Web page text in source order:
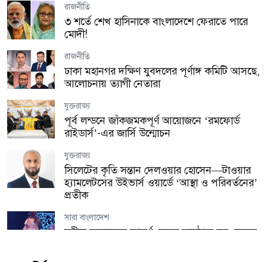
যুক্তরাজ্য
লন্ডনে অবৈধ কর্মীদের বিরুদ্ধে বড় অভিযান, এক
বছরে গ্রেপ্তার ২,১৭২
প্রবাস
মালয়েশিয়ায় তিন বাংলাদেশির রহস্যজনক মৃত্যু,
নিজেদের মধ্যে মারামারির দাবি পুলিশের
জাতীয়
জামায়াত নেতার বিরুদ্ধে স্কুলছাত্রীকে ধর্ষণচেষ্টার
অভিযোগ, শিক্ষাপ্রতিষ্ঠানে ভাঙচুর ও অগ্নিসংযোগ
জাতীয়
ভারত সরকারের সঙ্গে শেখ হাসিনার অনুষ্ঠানের কোনো
সম্পর্ক নেই: জয়সোয়াল
জ্বালানি সংকটে দেশজুড়ে ভয়াবহ লোডশেডিং, রাতেও
রাজনীতি
৩ শর্তে শেখ হাসিনাকে বাংলাদেশে ফেরাতে পারে
মোদী!
রাজনীতি
ঢাকা মহানগর দক্ষিণ যুবদলের পূর্ণাঙ্গ কমিটি আসছে,
আলোচনায় ত্যাগী নেতারা
যুক্তরাজ্য
পূর্ব লন্ডনে জাঁকজমকপূর্ণ আয়োজনে ‘রমফোর্ড
রাইডার্স’-এর জার্সি উন্মোচন
যুক্তরাজ্য
সিলেটের কৃতি সন্তান দেলওয়ার হোসেন—টাওয়ার
হ্যামলেটসের উইভার্স ওয়ার্ডে ‘আস্থা ও পরিবর্তনের’
প্রতীক
সারা বাংলাদেশ
রবীন্দ্র-নজরুলের আদর্শ কেবল অনুষ্ঠানে নয়, হৃদয়ে